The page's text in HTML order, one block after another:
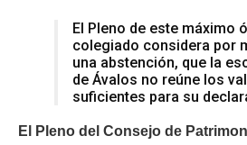
El Pleno de este máximo
colegiado considera por
una abstención, que la
de Ávalos no reúne los
suficientes para su
El Pleno del Consejo de